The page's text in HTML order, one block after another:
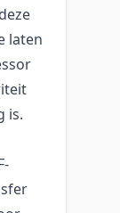
laten
is.